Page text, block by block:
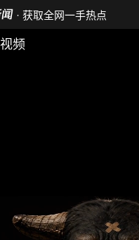
· 获取全网一手热点
视频